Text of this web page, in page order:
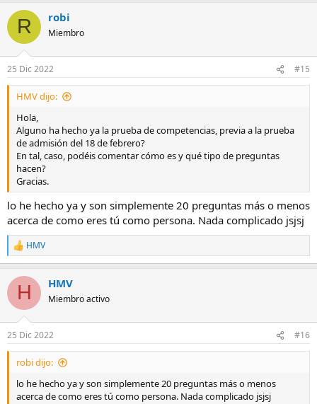
R robi
Miembro
25 Dic 2022 #15
HMV dijo:
Hola,
Alguno ha hecho ya la prueba de competencias, previa a la prueba
de admisión del 18 de febrero?
En tal, caso, podéis comentar cómo es y qué tipo de preguntas
hacen?
Gracias.
lo he hecho ya y son simplemente 20 preguntas más o menos
acerca de como eres tú como persona. Nada complicado jsjsj
R
e
c
i
e
s
HMV
H HMV
Miembro activo
25 Dic 2022 #16
robi dijo:
lo he hecho ya y son simplemente 20 preguntas más o menos
acerca de como eres tú como persona. Nada complicado jsjsj